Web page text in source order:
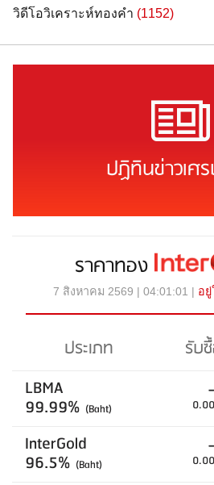
วิดีโอวิเคราะห์ทองคำ (1152)
ปฏิทินข่าวเศ
ราคาทอง
7 สิงหาคม 2569 | 04:01:01 | อ
ประเภท รับ
LBMA
99.99% (Baht)
-
0.00
InterGold
96.5% (Baht)
-
0.00